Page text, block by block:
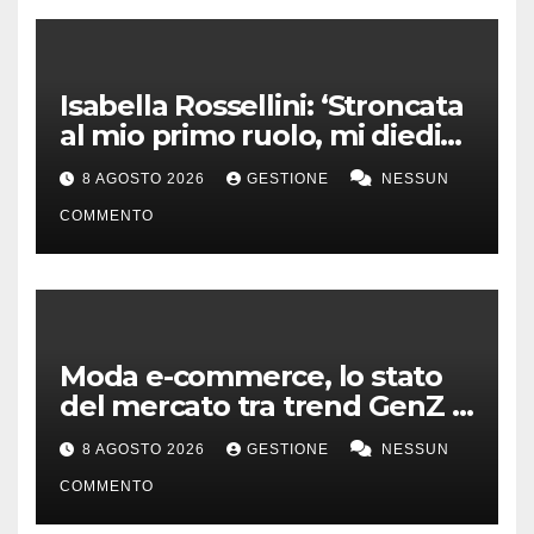
Isabella Rossellini: ‘Stroncata
al mio primo ruolo, mi diedi
alla moda’
8 AGOSTO 2026 GESTIONE NESSUN
COMMENTO
Moda e-commerce, lo stato
del mercato tra trend GenZ e
second hand
8 AGOSTO 2026 GESTIONE NESSUN
COMMENTO